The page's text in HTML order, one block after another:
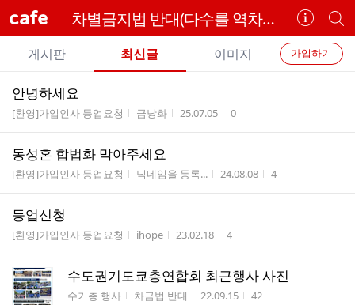
cafe 차별금지법 반대(다수를 역차별하는 나쁜 법)
카
페
정
보
개
별
카
페
카
페
메
뉴
가입하기
게시판 최신글 이미지
전
체
글
리
안녕하세요
게시판명
[환영]가입인사 등업요청 작성자
금낭화 작성시간
25.07.05 조회수
0
동성혼 합법화 막아주세요
게시판명
[환영]가입인사 등업요청 작성자
닉네임을 등록... 작성시간
24.08.08 조회수
4
등업신청
게시판명
[환영]가입인사 등업요청 작성자
ihope 작성시간
23.02.18 조회수
4
수도권기도쿄총연합회 최근행사 사진
게시판명
수기총 행사 작성자
차금법 반대 작성시간
22.09.15 조회수
42